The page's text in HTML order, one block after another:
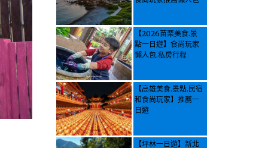
【2026苗栗美食.景
點一日遊】食尚玩家
懶人包.私房行程
【高雄美食.景點.民宿
和食尚玩家】推薦一
日遊
【坪林一日遊】新北